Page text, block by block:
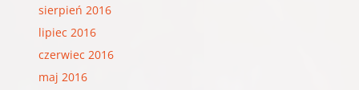
sierpień 2016
lipiec 2016
czerwiec 2016
maj 2016